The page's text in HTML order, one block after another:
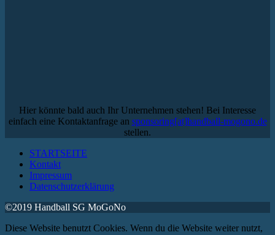
Hier könnte bald auch Ihr Unternehmen stehen! Bei Interesse
einfach eine Kontaktanfrage an sponsoring[at]handball-mogono.de
stellen.
STARTSEITE
Kontakt
Impressum
Datenschutzerklärung
©2019 Handball SG MoGoNo
Diese Website benutzt Cookies. Wenn du die Website weiter nutzt,